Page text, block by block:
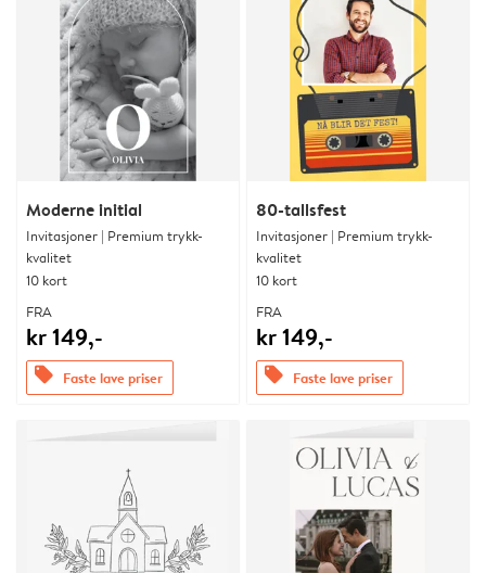
Moderne initial
Invitasjoner | Premium trykk-
kvalitet
10 kort
FRA
kr 149,-
offers Faste lave priser
80-tallsfest
Invitasjoner | Premium trykk-
kvalitet
10 kort
FRA
kr 149,-
offers Faste lave priser